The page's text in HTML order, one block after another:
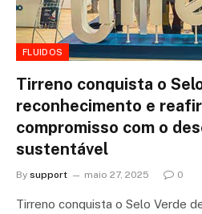
FLUIDOS
Tirreno conquista o
reconhecimento e
compromisso com o
sustentável
By support maio 27, 2025 0
Tirreno conquista o Selo Verde